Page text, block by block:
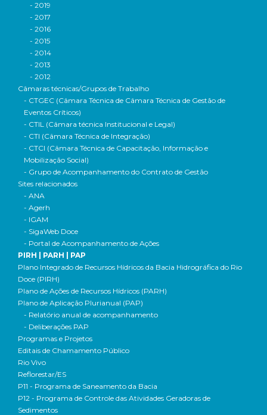
- 2019
- 2017
- 2016
- 2015
- 2014
- 2013
- 2012
Câmaras técnicas/Grupos de Trabalho
- CTGEC (Câmara Técnica de Câmara Técnica de Gestão de
Eventos Críticos)
- CTIL (Câmara técnica Institucional e Legal)
- CTI (Câmara Técnica de Integração)
- CTCI (Câmara Técnica de Capacitação, Informação e
Mobilização Social)
- Grupo de Acompanhamento do Contrato de Gestão
Sites relacionados
- ANA
- Agerh
- IGAM
- SigaWeb Doce
- Portal de Acompanhamento de Ações
PIRH | PARH | PAP
Plano Integrado de Recursos Hídricos da Bacia Hidrográfica do Rio
Doce (PIRH)
Plano de Ações de Recursos Hídricos (PARH)
Plano de Aplicação Plurianual (PAP)
- Relatório anual de acompanhamento
- Deliberações PAP
Programas e Projetos
Editais de Chamamento Público
Rio Vivo
Reflorestar/ES
P11 - Programa de Saneamento da Bacia
P12 - Programa de Controle das Atividades Geradoras de
Sedimentos